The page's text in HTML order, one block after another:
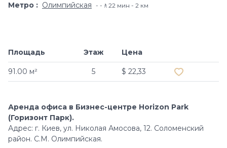
Метро Олимпийская -🚶22 мин - 2 км
Площадь
91.00 м²
Этаж
5
Цена
$ 22,33
Аренда офиса в Бизнес-центре Horizon Park
(Горизонт Парк).
Адрес: г. Киев, ул. Николая Амосова, 12. Соломенский
район. С.М. Олимпийская.